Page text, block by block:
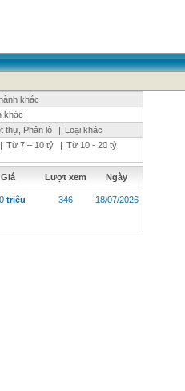
khác
khác
thự, Phân lô | Loại khác
| Từ 7 – 10 tỷ | Từ 10 - 20 tỷ
Giá Lượt xem Ngày
triệu 346 18/07/2026